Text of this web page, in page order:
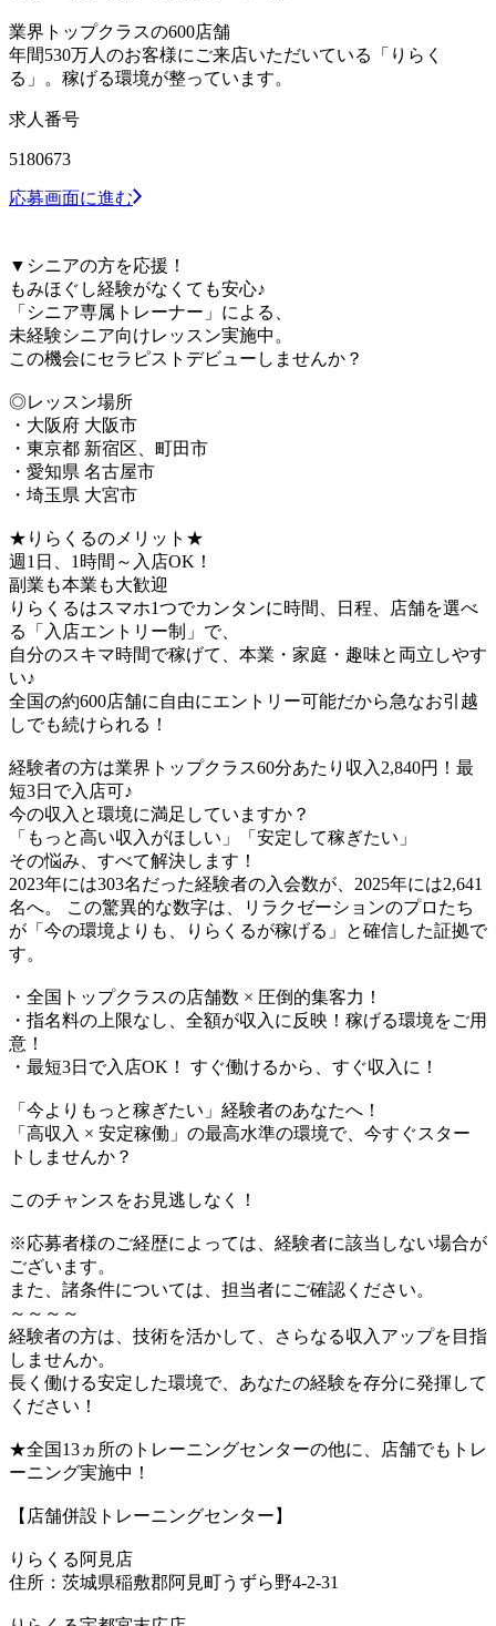
業界トップクラスの600店舗
年間530万人のお客様にご来店いただいている「りらく
る」。稼げる環境が整っています。
求人番号
5180673
応募画面に進む
▼シニアの方を応援！
もみほぐし経験がなくても安心♪
「シニア専属トレーナー」による、
未経験シニア向けレッスン実施中。
この機会にセラピストデビューしませんか？
◎レッスン場所
・大阪府 大阪市
・東京都 新宿区、町田市
・愛知県 名古屋市
・埼玉県 大宮市
★りらくるのメリット★
週1日、1時間～入店OK！
副業も本業も大歓迎
りらくるはスマホ1つでカンタンに時間、日程、店舗を選べ
る「入店エントリー制」で、
​自分のスキマ時間で稼げて、本業・家庭・趣味と両立しやす
い♪​
全国の約600店舗に自由にエントリー可能だから急なお引越
しでも続けられる！
経験者の方は業界トップクラス60分あたり収入2,840円！最
短3日で入店可♪
今の収入と環境に満足していますか？
「もっと高い収入がほしい」「安定して稼ぎたい」
その悩み、すべて解決します！
2023年には303名だった経験者の入会数が、2025年には2,641
名へ。 この驚異的な数字は、リラクゼーションのプロたち
が「今の環境よりも、りらくるが稼げる」と確信した証拠で
す。
・全国トップクラスの店舗数 × 圧倒的集客力！
・指名料の上限なし、全額が収入に反映！稼げる環境をご用
意！
・最短3日で入店OK！ すぐ働けるから、すぐ収入に！
「今よりもっと稼ぎたい」経験者のあなたへ！
「高収入 × 安定稼働」の最高水準の環境で、今すぐスター
トしませんか？
このチャンスをお見逃しなく！
※応募者様のご経歴によっては、経験者に該当しない場合が
ございます。
また、諸条件については、担当者にご確認ください。
～～～～
経験者の方は、技術を活かして、さらなる収入アップを目指
しませんか。
長く働ける安定した環境で、あなたの経験を存分に発揮して
ください！
★全国13ヵ所のトレーニングセンターの他に、店舗でもトレ
ーニング実施中！
【店舗併設トレーニングセンター】
りらくる阿見店
住所：茨城県稲敷郡阿見町うずら野4-2-31